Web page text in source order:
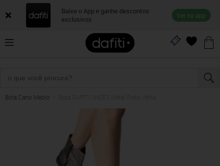
Baixe o App e ganhe descontos
exclusivos
Ver no app
Bota Cano Médio